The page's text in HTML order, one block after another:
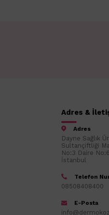
Adres &
Adres
Dayne Sağlık
Sultançiftliği
No:3 Daire
İstanbul
Telefon
08508408400
E-Posta